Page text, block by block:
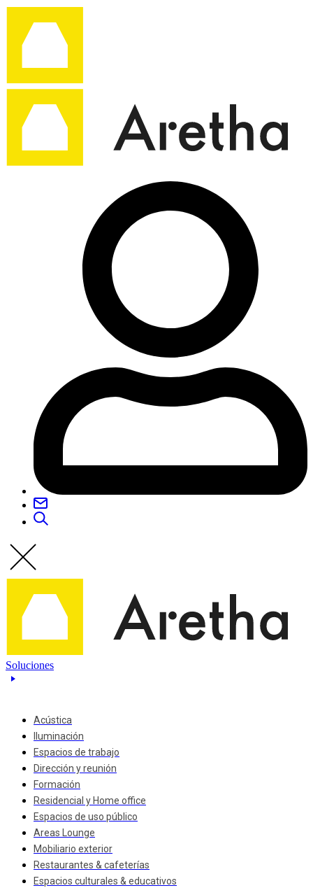
contenido
Soluciones
Acústica
Iluminación
Espacios de trabajo
Dirección y reunión
Formación
Residencial y Home office
Espacios de uso público
Areas Lounge
Mobiliario exterior
Restaurantes & cafeterías
Espacios culturales & educativos